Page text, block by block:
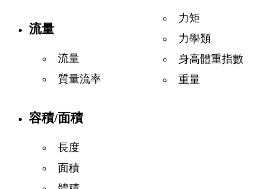
流量
流量
質量流率
容積/面積
長度
面積
力矩
力學類
身高體重指數
重量